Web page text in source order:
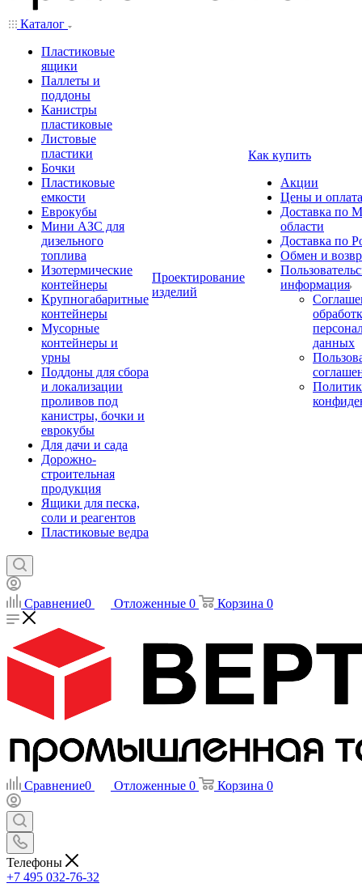
Каталог
Пластиковые
ящики
Паллеты и
поддоны
Канистры
пластиковые
Листовые
пластики
Бочки
Пластиковые
емкости
Еврокубы
Мини АЗС для
дизельного
топлива
Изотермические
контейнеры
Крупногабаритные
контейнеры
Мусорные
контейнеры и
урны
Поддоны для сбора
и локализации
проливов под
канистры, бочки и
еврокубы
Для дачи и сада
Дорожно-
строительная
продукция
Ящики для песка,
соли и реагентов
Пластиковые ведра
Проектирование
изделий
Как купить
Акции
Цены и оплата
Доставка по
области
Доставка по
Обмен и
информация
данных
Сравнение0 Отложенные 0 Корзина 0
Сравнение0 Отложенные 0 Корзина 0
Телефоны
+7 495 032-76-32